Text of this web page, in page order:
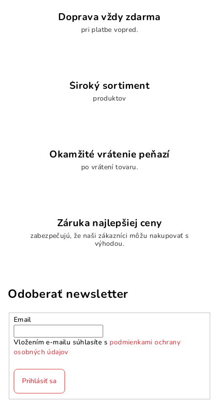
Doprava vždy zdarma
pri platbe vopred.
Široký sortiment
produktov
Okamžité vrátenie peňazí
po vrátení tovaru.
Záruka najlepšiej ceny
zabezpečujú, že naši zákazníci môžu nakupovať s
výhodou.
Odoberať newsletter
Email
Vložením e-mailu súhlasíte s podmienkami ochrany
osobných údajov
Prihlásiť sa